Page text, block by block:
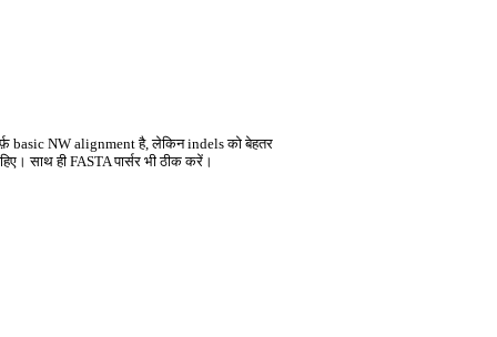
basic NW alignment है, लेकिन indels को बेहतर
साथ ही FASTA पार्सर भी ठीक करें।